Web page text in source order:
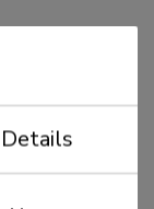
75x75 mm of
gatenpatroon,
Details